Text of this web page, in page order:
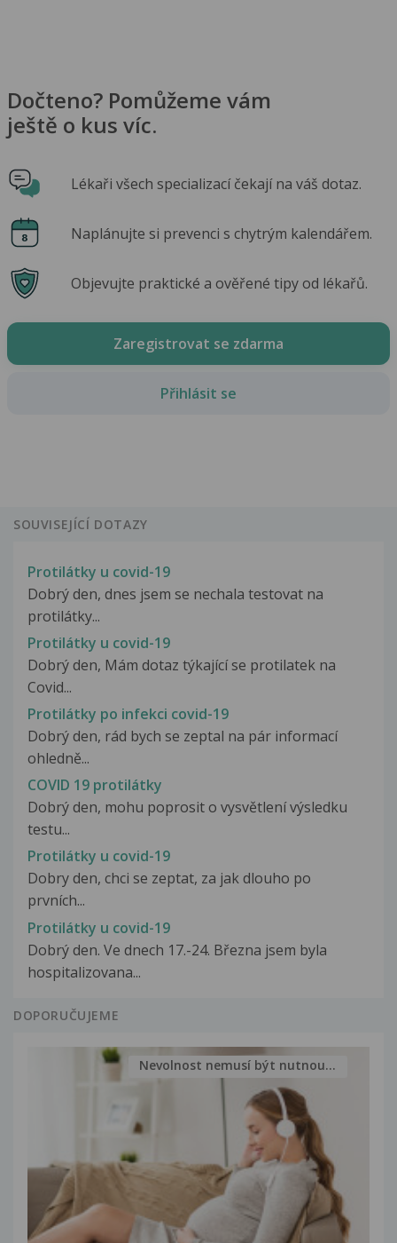
Dočteno? Pomůžeme vám
ještě o kus víc.
Lékaři všech specializací čekají na váš dotaz.
Naplánujte si prevenci s chytrým kalendářem.
Objevujte praktické a ověřené tipy od lékařů.
Zaregistrovat se zdarma
Přihlásit se
SOUVISEJÍCÍ DOTAZY
Protilátky u covid-19
Dobrý den, dnes jsem se nechala testovat na
protilátky...
Protilátky u covid-19
Dobrý den, Mám dotaz týkající se protilatek na
Covid...
Protilátky po infekci covid-19
Dobrý den, rád bych se zeptal na pár informací
ohledně...
COVID 19 protilátky
Dobrý den, mohu poprosit o vysvětlení výsledku
testu...
Protilátky u covid-19
Dobry den, chci se zeptat, za jak dlouho po
prvních...
Protilátky u covid-19
Dobrý den. Ve dnech 17.-24. Března jsem byla
hospitalizovana...
DOPORUČUJEME
Nevolnost nemusí být nutnou...